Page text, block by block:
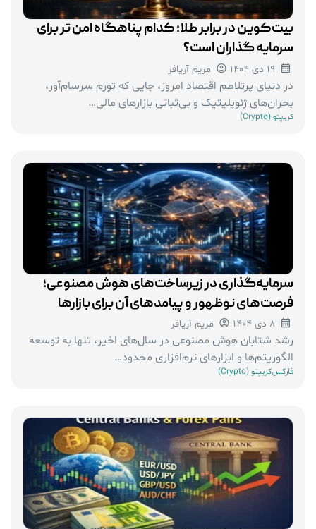
بیت‌کوین در برابر طلا: کدام پناهگاه امن تر برای
سرمایه‌ گذاران است؟
19 دی 1404 مریم آریافر
در دنیای پرتلاطم اقتصاد امروز، جایی که تورم سرسام‌آور،
بحران‌های ژئوپلیتیک و بی‌ثباتی بازارهای مالی…
کریپتو (Crypto)
سرمایه‌گذاری در زیرساخت‌های هوش مصنوعی؛
فرصت‌های نوظهور و پیامدهای آن برای بازارها
8 دی 1404 مریم آریافر
رشد شتابان هوش مصنوعی در سال‌های اخیر، تنها به توسعه
الگوریتم‌ها و ابزارهای نرم‌افزاری محدود…
فارکسکریپتو (Crypto)